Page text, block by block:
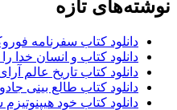
نوشته‌های تازه
دانلود کتاب سفرنامه
دانلود کتاب و انسان خدا را
دانلود کتاب تاریخ عالم
دانلود کتاب طالع بینی
دانلود کتاب خود